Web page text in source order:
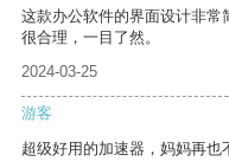
这款办公软件的界面设计非
很合理，一目了然。
2024-03-25
游客
超级好用的加速器，妈妈再也